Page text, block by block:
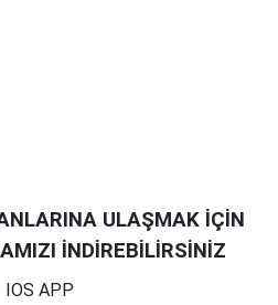
ULAŞMAK İÇİN
İNDİREBİLİRSİNİZ